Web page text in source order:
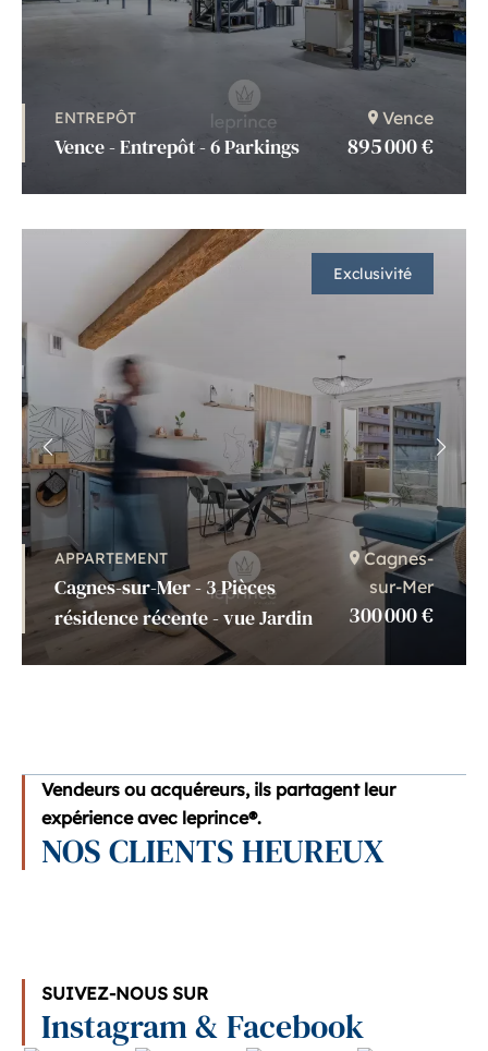
ENTREPÔT
Vence - Entrepôt - 6 Parkings
Vence
895 000 €
Exclusivité
APPARTEMENT
Cagnes-sur-Mer - 3 Pièces
résidence récente - vue Jardin
Cagnes-
sur-Mer
300 000 €
Vendeurs ou acquéreurs, ils partagent leur
expérience avec leprince®.
NOS CLIENTS HEUREUX
SUIVEZ-NOUS SUR
Instagram & Facebook